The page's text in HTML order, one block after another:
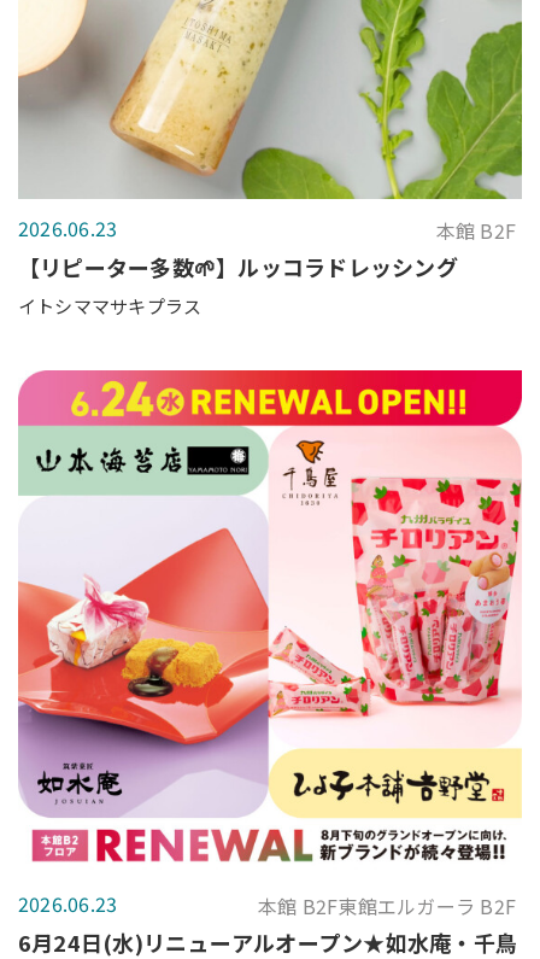
2026.06.23 本館 B2F
【リピーター多数🌱】ルッコラドレッシング
イトシママサキプラス
2026.06.23 本館 B2F東館エルガーラ B2F
6月24日(水)リニューアルオープン★如水庵・千鳥